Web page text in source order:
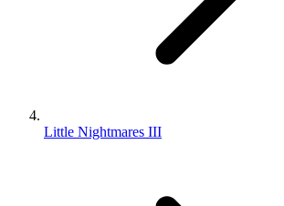
Little Nightmares III